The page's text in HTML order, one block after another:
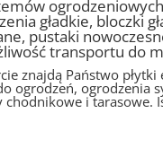
gładkie, bloczki
pustaki
transportu do
znajdą Państwo
ogrodzeń, ogrodzenia
chodnikowe i